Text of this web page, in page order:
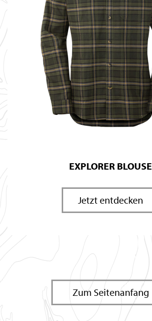
EXPLORER BLOUSE
Jetzt entdecken
Zum Seitenanfang